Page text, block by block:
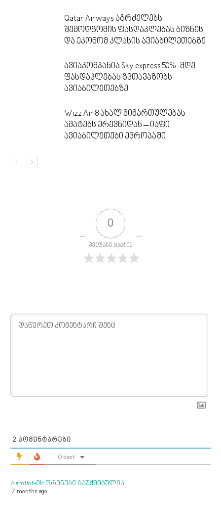
Qatar Airways აგრძელებს
შემოდგომის ფასდაკლებას ბიზნეს
და ეკონომ კლასის ავიაბილეთებზე
ავიაკომპანია Sky express 50%-მდე
ფასდაკლებას გვთავაზობს
ავიაბილეთებზე
Wizz Air 8 ახალ მიმართულებას
ამატებს ერევნიდან – იაფი
ავიაბილეთები ევროპაში
0
შეაფასე სტატია
2 ᲙᲝᲛᲔᲜᲢᲐᲠᲔᲑᲘ
Oldest
Aeroflot-ის ფრენები გაუქმებულია
7 months ago